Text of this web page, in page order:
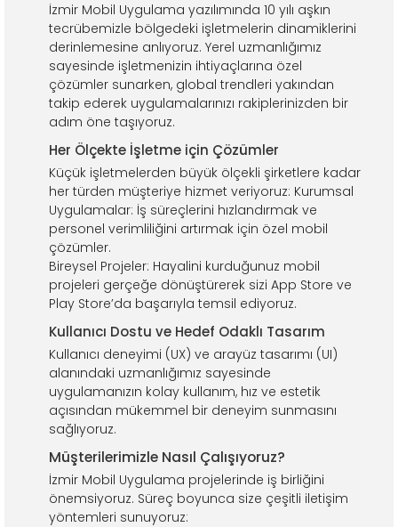
İzmir Mobil Uygulama yazılımında 10 yılı aşkın
tecrübemizle bölgedeki işletmelerin dinamiklerini
derinlemesine anlıyoruz. Yerel uzmanlığımız
sayesinde işletmenizin ihtiyaçlarına özel
çözümler sunarken, global trendleri yakından
takip ederek uygulamalarınızı rakiplerinizden bir
adım öne taşıyoruz.
Her Ölçekte İşletme için Çözümler
Küçük işletmelerden büyük ölçekli şirketlere kadar
her türden müşteriye hizmet veriyoruz: Kurumsal
Uygulamalar: İş süreçlerini hızlandırmak ve
personel verimliliğini artırmak için özel mobil
çözümler.
Bireysel Projeler: Hayalini kurduğunuz mobil
projeleri gerçeğe dönüştürerek sizi App Store ve
Play Store’da başarıyla temsil ediyoruz.
Kullanıcı Dostu ve Hedef Odaklı Tasarım
Kullanıcı deneyimi (UX) ve arayüz tasarımı (UI)
alanındaki uzmanlığımız sayesinde
uygulamanızın kolay kullanım, hız ve estetik
açısından mükemmel bir deneyim sunmasını
sağlıyoruz.
Müşterilerimizle Nasıl Çalışıyoruz?
İzmir Mobil Uygulama projelerinde iş birliğini
önemsiyoruz. Süreç boyunca size çeşitli iletişim
yöntemleri sunuyoruz: